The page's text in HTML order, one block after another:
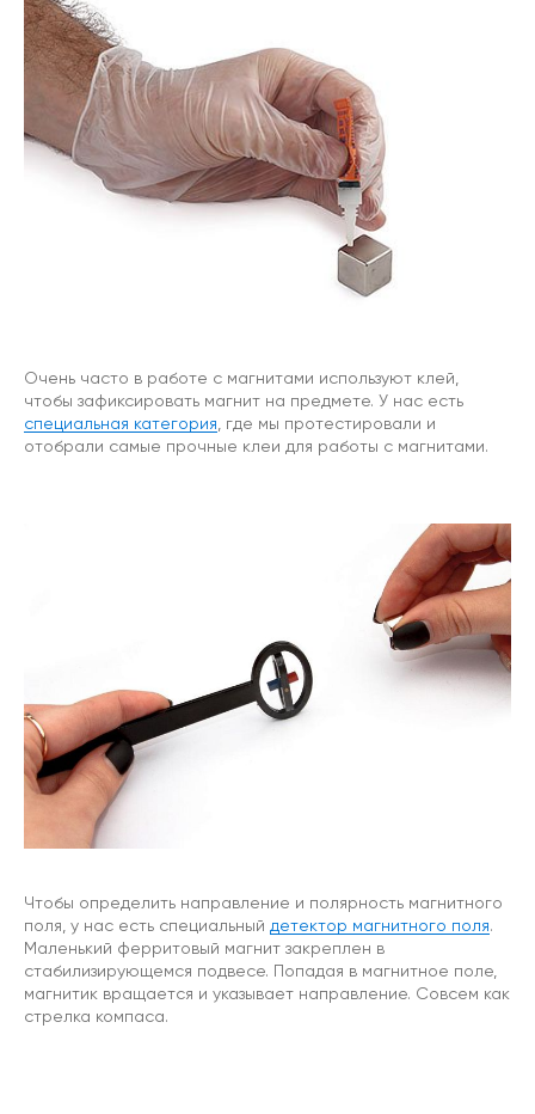
Очень часто в работе с магнитами используют клей,
чтобы зафиксировать магнит на предмете. У нас есть
специальная категория , где мы протестировали и
отобрали самые прочные клеи для работы с магнитами.
Чтобы определить направление и полярность магнитного
поля, у нас есть специальный детектор магнитного поля.
Маленький ферритовый магнит закреплен в
стабилизирующемся подвесе. Попадая в магнитное поле,
магнитик вращается и указывает направление. Совсем как
стрелка компаса.